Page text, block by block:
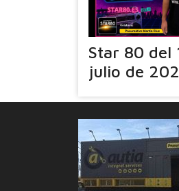
Star 80 del
julio de